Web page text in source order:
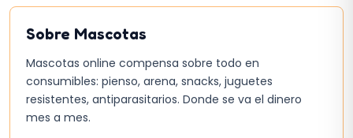
Sobre Mascotas
Mascotas online compensa sobre todo en
consumibles: pienso, arena, snacks, juguetes
resistentes, antiparasitarios. Donde se va el dinero
mes a mes.